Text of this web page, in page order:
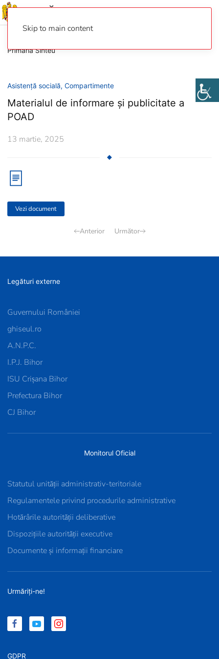
Skip to main content
Primaria Sinteu
Asistență socială, Compartimente
Materialul de informare și publicitate a
POAD
13 martie, 2025
Vezi document
Anterior Următor
Legături externe
Guvernului României
ghiseul.ro
A.N.P.C.
I.P.J. Bihor
ISU Crișana Bihor
Prefectura Bihor
CJ Bihor
Monitorul Oficial
Statutul unității administrativ-teritoriale
Regulamentele privind procedurile administrative
Hotărârile autorității deliberative
Dispozițiile autorității executive
Documente și informații financiare
Urmăriți-ne!
GDPR